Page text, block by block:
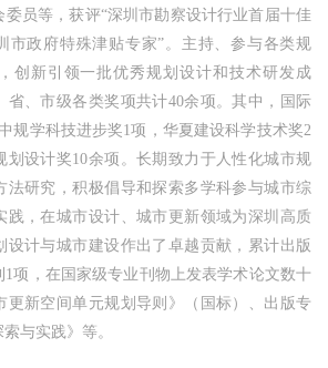
员等，获评“深圳市勘察设计行业首届十佳
市政府特殊津贴专家”。主持、参与各类规
创新引领一批优秀规划设计和技术研发成
省、市级各类奖项共计40余项。其中，国际
规学科技进步奖1项，华夏建设科学技术奖2
划设计奖10余项。长期致力于人性化城市规
法研究，积极倡导和探索多学科参与城市综
践，在城市设计、城市更新领域为深圳高质
设计与城市建设作出了卓越贡献，累计出版
1项，在国家级专业刊物上发表学术论文数十
更新空间单元规划导则》（国标）、出版专
与实践》等。